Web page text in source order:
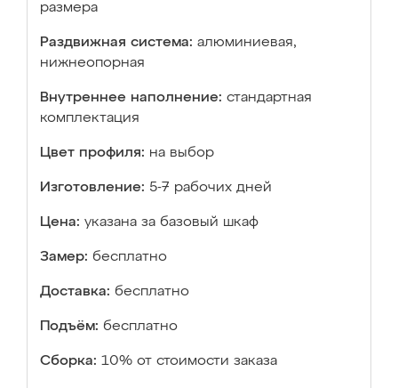
размера
Раздвижная система: алюминиевая,
нижнеопорная
Внутреннее наполнение: стандартная
комплектация
Цвет профиля: на выбор
Изготовление: 5-7 рабочих дней
Цена: указана за базовый шкаф
Замер: бесплатно
Доставка: бесплатно
Подъём: бесплатно
Сборка: 10% от стоимости заказа